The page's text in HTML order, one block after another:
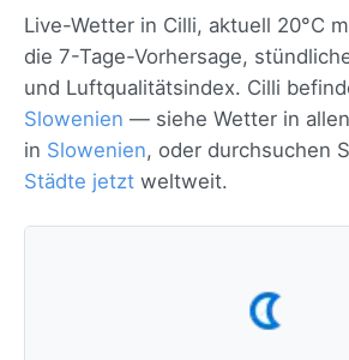
Live-Wetter in Cilli, aktuell 20°C
die 7-Tage-Vorhersage,
und Luftqualitätsindex. Cilli
Slowenien — siehe Wetter in
in Slowenien, oder durchsuchen
Städte jetzt weltweit.